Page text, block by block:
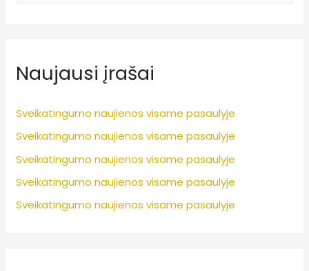
e
o
i
:
Naujausi įrašai
Sveikatingumo naujienos visame pasaulyje
Sveikatingumo naujienos visame pasaulyje
Sveikatingumo naujienos visame pasaulyje
Sveikatingumo naujienos visame pasaulyje
Sveikatingumo naujienos visame pasaulyje